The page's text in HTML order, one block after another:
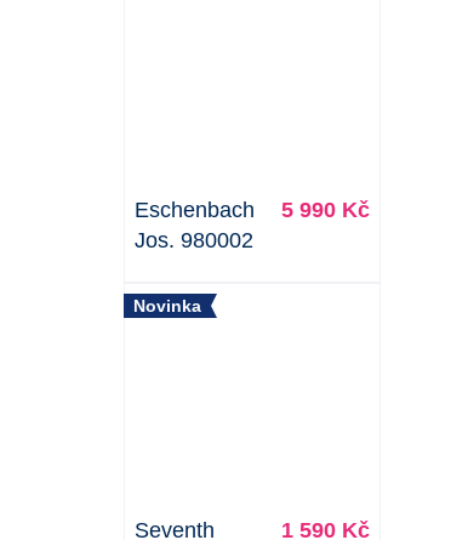
Eschenbach
Jos. 980002
5 990 Kč
Novinka
Seventh 1 590 Kč